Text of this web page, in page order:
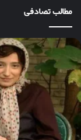
مطالب تصادفی